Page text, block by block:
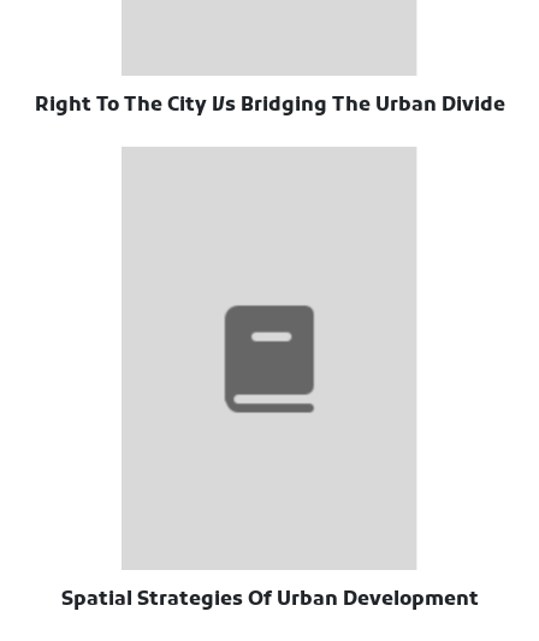
Right To The City Vs Bridging The Urban Divide
Spatial Strategies Of Urban Development